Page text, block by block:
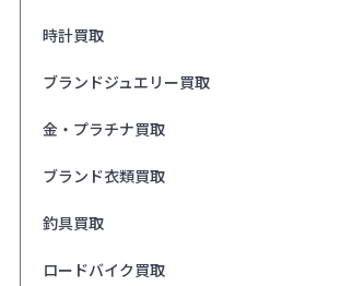
時計買取
ブランドジュエリー買取
金・プラチナ買取
ブランド衣類買取
釣具買取
ロードバイク買取